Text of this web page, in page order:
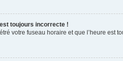
toujours incorrecte !
votre fuseau horaire et que l’heure